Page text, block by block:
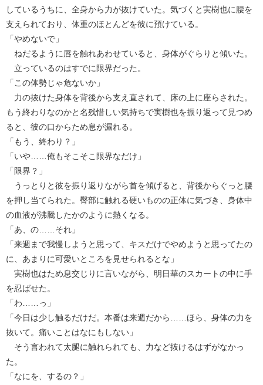
しているうちに、全身から力が抜けていた。気づくと実樹也に腰を
支えられており、体重のほとんどを彼に預けている。
「やめないで」
ねだるように唇を触れあわせていると、身体がぐらりと傾いた。
立っているのはすでに限界だった。
「この体勢じゃ危ないか」
力の抜けた身体を背後から支え直されて、床の上に座らされた。
もう終わりなのかと名残惜しい気持ちで実樹也を振り返って見つめ
ると、彼の口からため息が漏れる。
「もう、終わり？」
「いや……俺もそこそこ限界なだけ」
「限界？」
うっとりと彼を振り返りながら首を傾げると、背後からぐっと腰
を押し当てられた。臀部に触れる硬いものの正体に気づき、身体中
の血液が沸騰したかのように熱くなる。
「あ、の……それ」
「来週まで我慢しようと思って、キスだけでやめようと思ってたの
に、あまりに可愛いところを見せられるとな」
実樹也はため息交じりに言いながら、明日華のスカートの中に手
を忍ばせた。
「わ……っ」
「今日は少し触るだけだ。本番は来週だから……ほら、身体の力を
抜いて。痛いことはなにもしない」
そう言われて太腿に触れられても、力など抜けるはずがなかっ
た。
「なにを、するの？」